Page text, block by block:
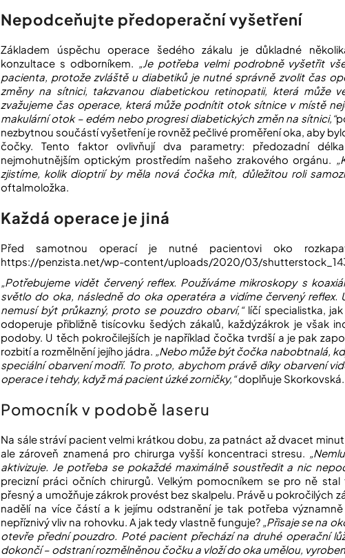
Nepodceňujte předoperační vyšetření
Základem úspěchu operace šedého zákalu je důkladné
konzultace s odborníkem.
„Je potřeba velmi podrobně vyšetřit
pacienta, protože zvláště u diabetiků je nutné správně zvolit čas
změny na sítnici, takzvanou diabetickou retinopatii, která může
zvažujeme čas operace, která může podnítit otok sítnice v místě
makulární otok – edém nebo progresi diabetických změn na sítnici,“
nezbytnou součástí vyšetření je rovněž pečlivé proměření oka, aby
čočky. Tento faktor ovlivňují dva parametry: předozadní
nejmohutnějším optickým prostředím našeho zrakového orgánu.
zjistíme, kolik dioptrií by měla nová čočka mít, důležitou roli
oftalmoložka.
Každá operace je jiná
Před samotnou operací je nutné pacientovi oko
https://penzista.net/wp-content/uploads/2020/03/
„Potřebujeme vidět červený reflex. Používáme mikroskopy s
světlo do oka, následně do oka operatéra a vidíme červený reflex.
nemusí být průkazný, proto se pouzdro obarví,“ líčí specialistka,
odoperuje přibližně tisícovku šedých zákalů, každýzákrok je však
podoby. U těch pokročilejších je například čočka tvrdší a je pak
rozbití a rozmělnění jejího jádra.
„Nebo může být čočka nabobtnalá,
speciální obarvení modří. To proto, abychom právě díky obarvení
operace i tehdy, když má pacient úzké zorničky,“doplňuje Skorkovská.
Pomocník v podobě laseru
Na sále stráví pacient velmi krátkou dobu, za patnáct až dvacet
ale zároveň znamená pro chirurga vyšší koncentraci stresu.
aktivizuje. Je potřeba se pokaždé maximálně soustředit a nic
precizní práci očních chirurgů. Velkým pomocníkem se pro ně stal
přesný a umožňuje zákrok provést bez skalpelu. Právě u pokročilých
nadělí na více částí a k jejímu odstranění je tak potřeba
nepříznivý vliv na rohovku. A jak tedy vlastně funguje? „Přisaje se na
otevře přední pouzdro. Poté pacient přechází na druhé operační
dokončí – odstraní rozmělněnou čočku a vloží do oka umělou,